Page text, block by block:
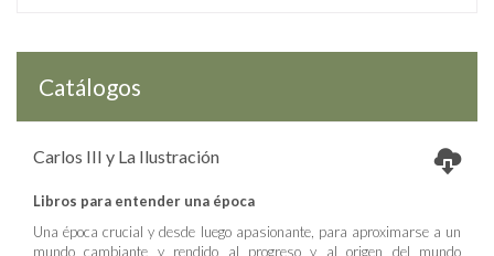
Catálogos
Carlos III y La Ilustración
Libros para entender una época
Una época crucial y desde luego apasionante, para aproximarse a un
mundo cambiante y rendido al progreso y al origen del mundo